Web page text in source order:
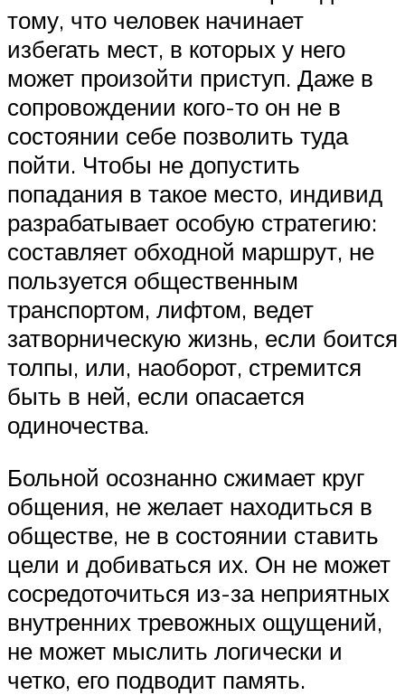
тому, что человек начинает
избегать мест, в которых у него
может произойти приступ. Даже в
сопровождении кого-то он не в
состоянии себе позволить туда
пойти. Чтобы не допустить
попадания в такое место, индивид
разрабатывает особую стратегию:
составляет обходной маршрут, не
пользуется общественным
транспортом, лифтом, ведет
затворническую жизнь, если боится
толпы, или, наоборот, стремится
быть в ней, если опасается
одиночества.
Больной осознанно сжимает круг
общения, не желает находиться в
обществе, не в состоянии ставить
цели и добиваться их. Он не может
сосредоточиться из-за неприятных
внутренних тревожных ощущений,
не может мыслить логически и
четко, его подводит память.